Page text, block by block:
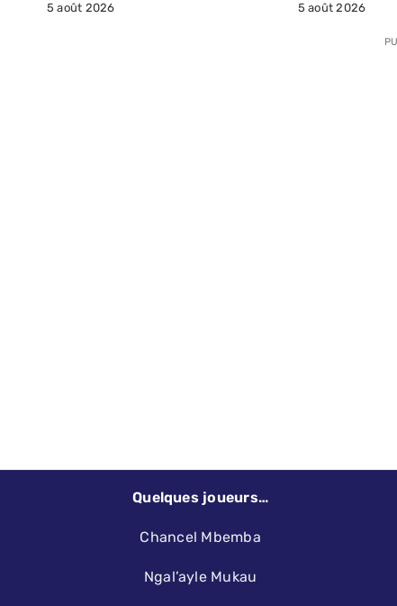
5 août 2026 5 août 2026
Quelques joueurs…
Chancel Mbemba
Ngal’ayle Mukau